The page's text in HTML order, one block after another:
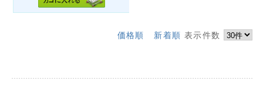
価格順 新着順 表示件数